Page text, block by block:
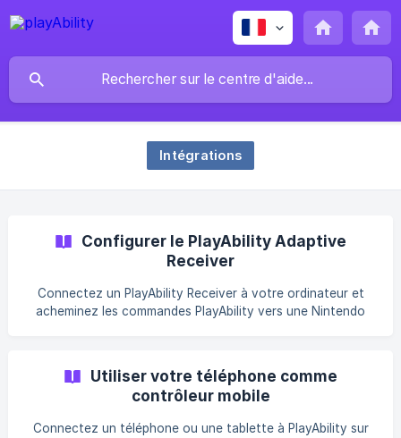
Intégrations
Configurer le PlayAbility Adaptive
Receiver
Connectez un PlayAbility Receiver à votre ordinateur et
acheminez les commandes PlayAbility vers une Nintendo
Utiliser votre téléphone comme
contrôleur mobile
Connectez un téléphone ou une tablette à PlayAbility sur